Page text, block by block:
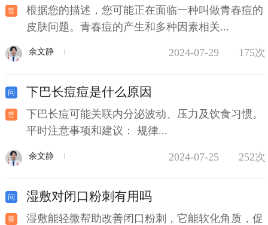
根据您的描述，您可能正在面临一种叫做青春痘的
皮肤问题。青春痘的产生和多种因素相关...
余文静 2024-07-29 175次
下巴长痘痘是什么原因
下巴长痘可能关联内分泌波动、压力及饮食习惯。
平时注意事项和建议： 规律...
余文静 2024-07-25 252次
湿敷对闭口粉刺有用吗
湿敷能轻微帮助改善闭口粉刺，它能软化角质，促